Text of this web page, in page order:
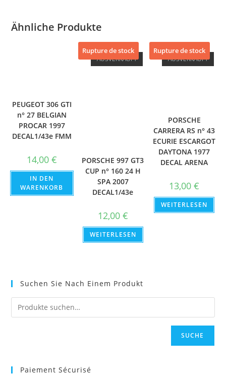
Ähnliche Produkte
PEUGEOT 306 GTI
n° 27 BELGIAN
PROCAR 1997
DECAL1/43e FMM
14,00 €
IN DEN
WARENKORB
Rupture de stock
AUSVERKAUFT
PORSCHE 997 GT3
CUP n° 160 24 H
SPA 2007
DECAL1/43e
12,00 €
WEITERLESEN
Rupture de stock
AUSVERKAUFT
PORSCHE
CARRERA RS n° 43
ECURIE ESCARGOT
DAYTONA 1977
DECAL ARENA
13,00€
WEITERLESEN
Suchen Sie Nach Einem Produkt
SUCHE
Paiement Sécurisé